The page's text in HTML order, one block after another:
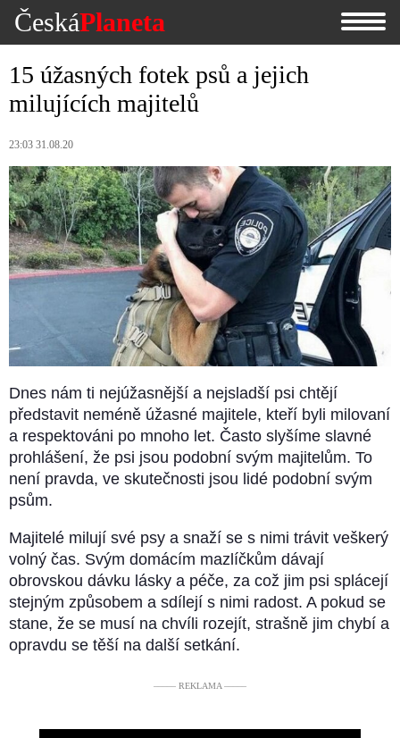
ČeskáPlaneta
15 úžasných fotek psů a jejich
milujících majitelů
23:03 31.08.20
Dnes nám ti nejúžasnější a nejsladší psi chtějí
představit neméně úžasné majitele, kteří byli milovaní
a respektováni po mnoho let. Často slyšíme slavné
prohlášení, že psi jsou podobní svým majitelům. To
není pravda, ve skutečnosti jsou lidé podobní svým
psům.
Majitelé milují své psy a snaží se s nimi trávit veškerý
volný čas. Svým domácím mazlíčkům dávají
obrovskou dávku lásky a péče, za což jim psi splácejí
stejným způsobem a sdílejí s nimi radost. A pokud se
stane, že se musí na chvíli rozejít, strašně jim chybí a
opravdu se těší na další setkání.
––––– REKLAMA –––––